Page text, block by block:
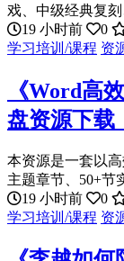
戏、中级经典复刻
19 小时前
0
学习培训/课程 资
《Word高
盘资源下载
本资源是一套以
主题章节、50+节
19 小时前
0
学习培训/课程 资